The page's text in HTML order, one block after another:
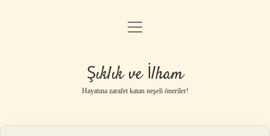
Anasayfa
Gizlilik Politikası
Yasal Uyarı
menüyü
Şıklık ve İlham
Hayatına zarafet katan neşeli öneriler!